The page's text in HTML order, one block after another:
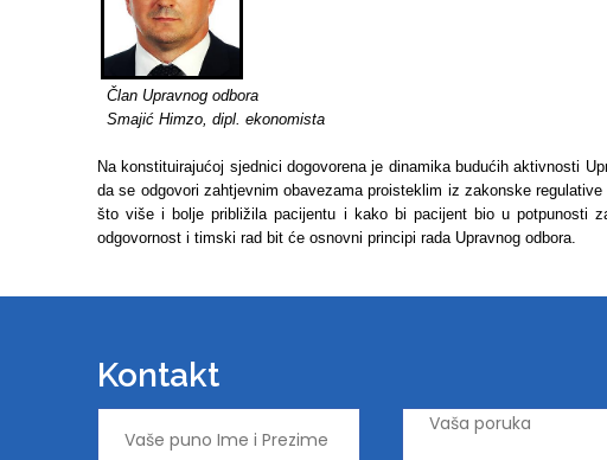
Član Upravnog odbora
Smajić Himzo, dipl. ekonomista
Na konstituirajućoj sjednici dogovorena je dinamika budućih aktivnosti
da se odgovori zahtjevnim obavezama proisteklim iz zakonske
što više i bolje približila pacijentu i kako bi pacijent bio u potpunosti
odgovornost i timski rad bit će osnovni principi rada Upravnog odbora.
Kontakt